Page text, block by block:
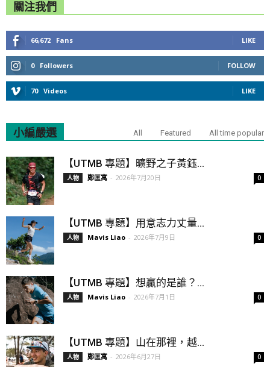
關注我們
66,672 Fans LIKE
0 Followers FOLLOW
70 Videos LIKE
小編嚴選 All Featured All time popular
【UTMB 專題】曠野之子黃鈺...
人物 鄭匡寓 - 2026年7月20日 0
【UTMB 專題】用意志力丈量...
人物 Mavis Liao - 2026年7月9日 0
【UTMB 專題】想贏的是誰？...
人物 Mavis Liao - 2026年7月1日 0
【UTMB 專題】山在那裡，越...
人物 鄭匡寓 - 2026年6月27日 0